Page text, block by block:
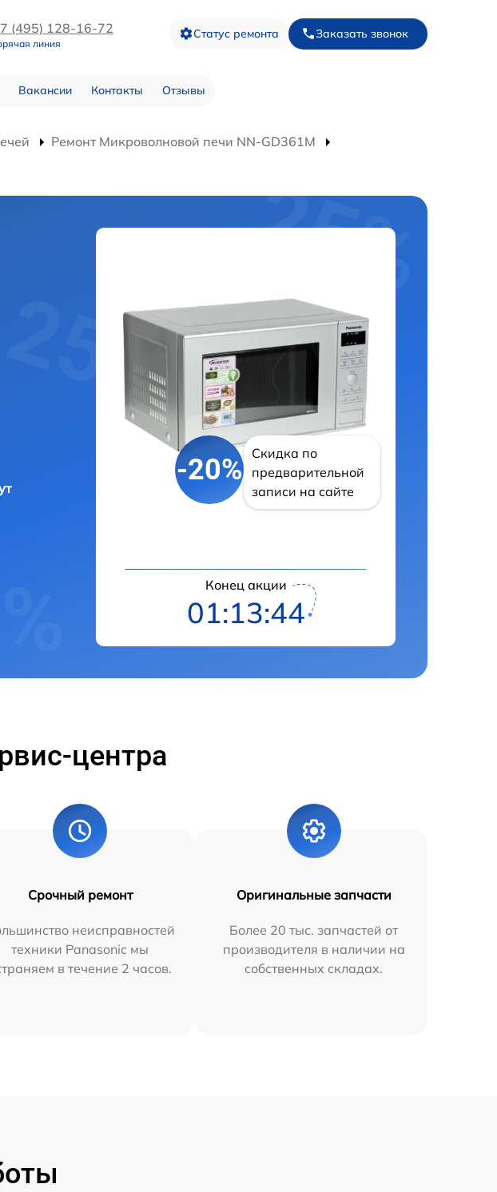
(495) 128-16-72
линия
Статус ремонта Заказать звонок
Вакансии Контакты Отзывы
Ремонт Микроволновой печи NN-GD361M
-20%
Скидка по
предварительной
записи на сайте
Конец акции
01:13:43
центра
Срочный ремонт
неисправностей
техники Panasonic мы
в течение 2 часов.
Оригинальные запчасти
Более 20 тыс. запчастей от
производителя в наличии на
собственных складах.